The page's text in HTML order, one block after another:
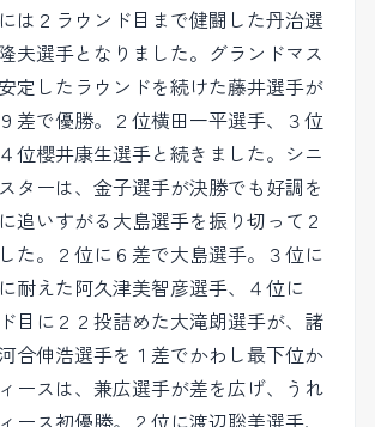
は２ラウンド目まで健闘した丹治選
夫選手となりました。グランドマス
定したラウンドを続けた藤井選手が
差で優勝。２位横田一平選手、３位
位櫻井康生選手と続きました。シニ
ターは、金子選手が決勝でも好調を
追いすがる大島選手を振り切って２
た。２位に６差で大島選手。３位に
耐えた阿久津美智彦選手、４位に
目に２２投詰めた大滝朗選手が、諸
合伸浩選手を１差でかわし最下位か
ースは、兼広選手が差を広げ、うれ